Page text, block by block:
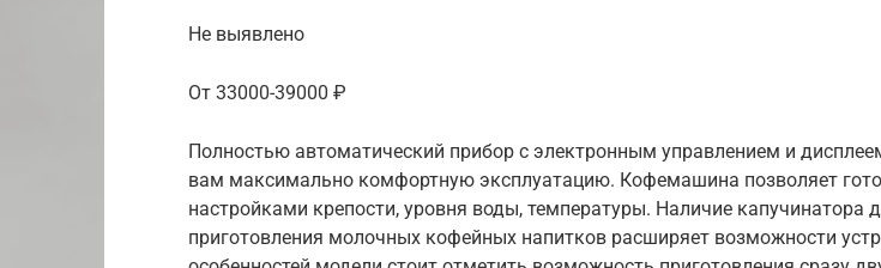
Не выявлено
От 33000-39000 ₽
Полностью автоматический прибор с электронным управлением и
вам максимально комфортную эксплуатацию. Кофемашина позволяет
настройками крепости, уровня воды, температуры. Наличие капучинатора
приготовления молочных кофейных напитков расширяет возможности